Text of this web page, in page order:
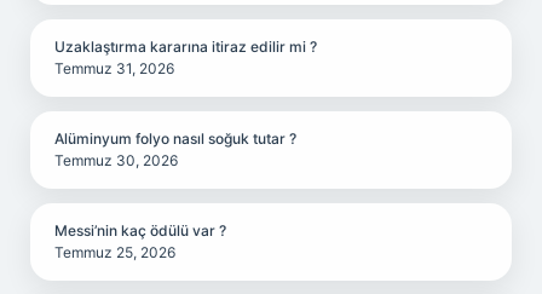
Uzaklaştırma kararına itiraz edilir mi ?
Temmuz 31, 2026
Alüminyum folyo nasıl soğuk tutar ?
Temmuz 30, 2026
Messi’nin kaç ödülü var ?
Temmuz 25, 2026